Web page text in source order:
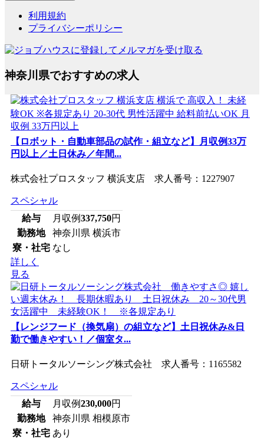
利用規約
プライバシーポリシー
神奈川県でおすすめの求人
【ロボット・自動車部品の試作・組立など】月収例33万
円以上／土日休み／年間...
株式会社プロスタッフ 横浜支店 求人番号：1227907
スペシャル
給与
月収例337,750円
勤務地
神奈川県 横浜市
寮・社宅 なし
詳しく
見る
【レンジフード（換気扇）の組立など】土日祝休み&日
勤で働きやすい！／個室タ...
日研トータルソーシング株式会社 求人番号：1165582
スペシャル
給与
月収例230,000円
勤務地
神奈川県 相模原市
寮・社宅 あり